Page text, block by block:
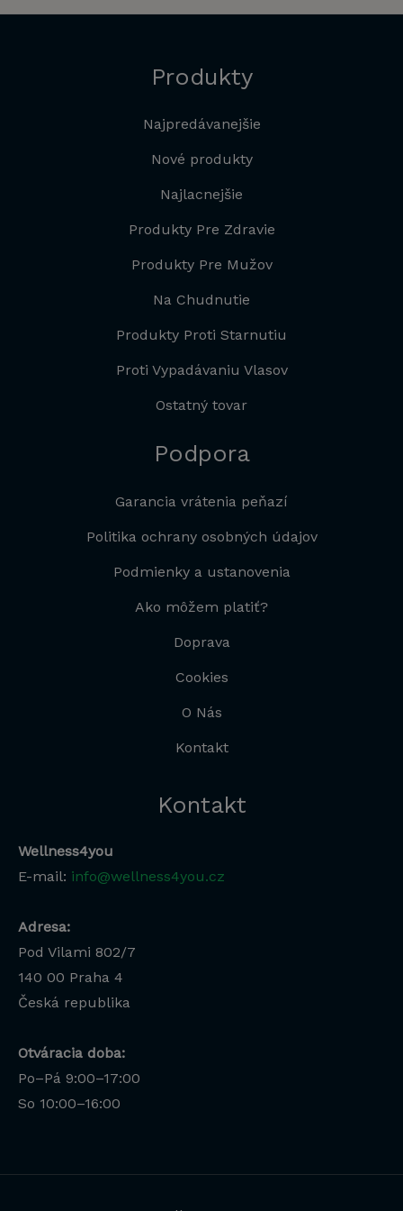
Produkty
Najpredávanejšie
Nové produkty
Najlacnejšie
Produkty Pre Zdravie
Produkty Pre Mužov
Na Chudnutie
Produkty Proti Starnutiu
Proti Vypadávaniu Vlasov
Ostatný tovar
Podpora
Garancia vrátenia peňazí
Politika ochrany osobných údajov
Podmienky a ustanovenia
Ako môžem platiť?
Doprava
Cookies
O Nás
Kontakt
Kontakt
Wellness4you
E-mail: info@wellness4you.cz
Adresa:
Pod Vilami 802/7
140 00 Praha 4
Česká republika
Otváracia doba:
Po–Pá 9:00–17:00
So 10:00–16:00
Lucia